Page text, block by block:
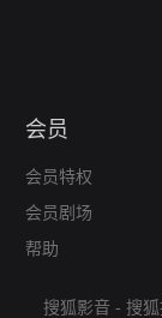
会员
会员特权
会员剧场
帮助
搜狐影音 - 搜